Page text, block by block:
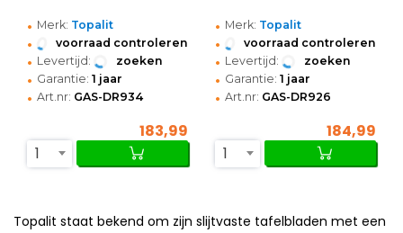
• Merk: Topalit
• voorraad controleren
• Levertijd: zoeken
• Garantie: 1 jaar
• Art.nr: GAS-DR934
183,99
1
• Merk: Topalit
• voorraad controleren
• Levertijd: zoeken
• Garantie: 1 jaar
• Art.nr: GAS-DR926
184,99
1
Topalit staat bekend om zijn slijtvaste tafelbladen met een